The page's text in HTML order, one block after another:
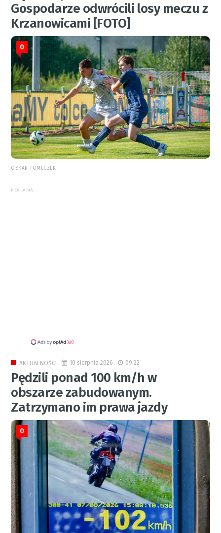
Gospodarze odwrócili losy meczu z
Krzanowicami [FOTO]
0
OSKAR TOMECZEK
REKLAMA
AKTUALNOŚCI 10 sierpnia 2026 09:22
Pędzili ponad 100 km/h w
obszarze zabudowanym.
Zatrzymano im prawa jazdy
0